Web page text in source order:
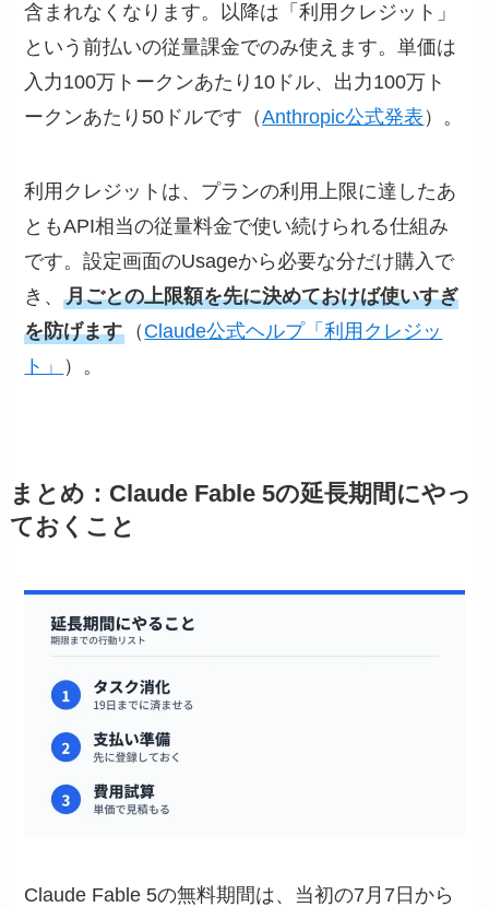
含まれなくなります。以降は「利用クレジット」
という前払いの従量課金でのみ使えます。単価は
入力100万トークンあたり10ドル、出力100万ト
ークンあたり50ドルです（Anthropic公式発表 ）。
利用クレジットは、プランの利用上限に達したあ
ともAPI相当の従量料金で使い続けられる仕組み
です。設定画面のUsageから必要な分だけ購入で
き、月ごとの上限額を先に決めておけば使いすぎ
を防げます （ Claude公式ヘルプ「利用クレジッ
ト」
）。
まとめ：Claude Fable 5の延長期間にやっ
ておくこと
Claude Fable 5の無料期間は、当初の7月7日から